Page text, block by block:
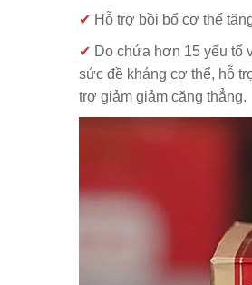
✔ Hỗ trợ bồi bổ cơ thể
✔ Do chứa hơn 15 yếu tố
sức đề kháng cơ thể, hỗ
trợ giảm giảm căng thẳng.